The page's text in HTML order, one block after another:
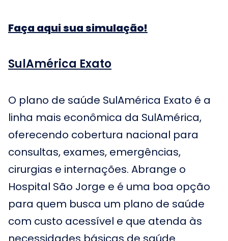
Faça aqui sua simulação!
SulAmérica Exato
O plano de saúde SulAmérica Exato é a
linha mais econômica da SulAmérica,
oferecendo cobertura nacional para
consultas, exames, emergências,
cirurgias e internações. Abrange o
Hospital São Jorge e é uma boa opção
para quem busca um plano de saúde
com custo acessível e que atenda às